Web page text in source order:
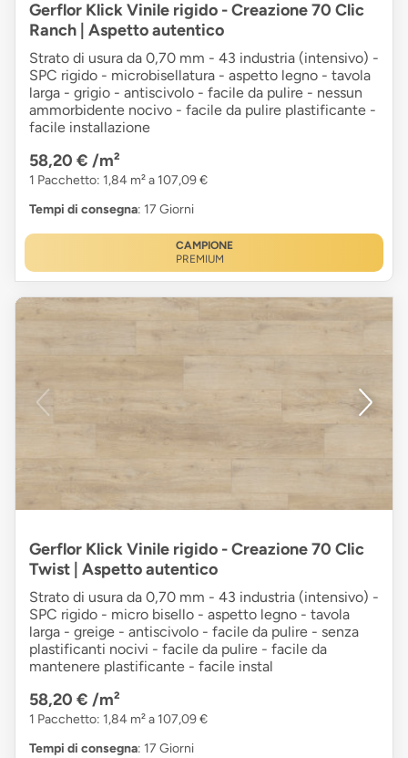
Gerflor Klick Vinile rigido - Creazione 70 Clic
Ranch | Aspetto autentico
Strato di usura da 0,70 mm - 43 industria (intensivo) -
SPC rigido - microbisellatura - aspetto legno - tavola
larga - grigio - antiscivolo - facile da pulire - nessun
ammorbidente nocivo - facile da pulire plastificante -
facile installazione
58,20 € /m²
1 Pacchetto: 1,84 m² a 107,09 €
Tempi di consegna: 17 Giorni
CAMPIONE
PREMIUM
Gerflor Klick Vinile rigido - Creazione 70 Clic
Twist | Aspetto autentico
Strato di usura da 0,70 mm - 43 industria (intensivo) -
SPC rigido - micro bisello - aspetto legno - tavola
larga - greige - antiscivolo - facile da pulire - senza
plastificanti nocivi - facile da pulire - facile da
mantenere plastificante - facile instal
58,20 € /m²
1 Pacchetto: 1,84 m² a 107,09 €
Tempi di consegna: 17 Giorni